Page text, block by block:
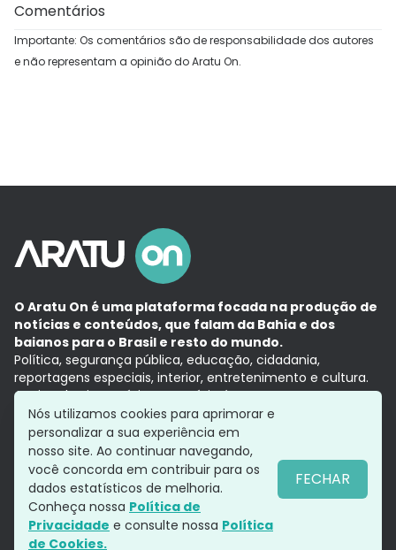
Comentários
Importante: Os comentários são de responsabilidade dos autores
e não representam a opinião do Aratu On.
O Aratu On é uma plataforma focada na produção de
notícias e conteúdos, que falam da Bahia e dos
baianos para o Brasil e resto do mundo.
Política, segurança pública, educação, cidadania,
reportagens especiais, interior, entretenimento e cultura.
Aqui, tudo vira notícia e a notícia é no tempo presente,
com a credibilidade do Grupo Aratu.
Grupo Aratu
Política de privacidade
Siga-nos
Nós utilizamos cookies para aprimorar e
personalizar a sua experiência em
nosso site. Ao continuar navegando,
você concorda em contribuir para os
dados estatísticos de melhoria.
Conheça nossa Política de
Privacidade e consulte nossa Política
de Cookies.
FECHAR